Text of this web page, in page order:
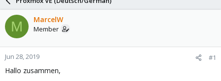
a
d
s
t
a
r
t
e
r
d
a
e
M MarcelW
Member
Jun 28, 2019 #1
Hallo zusammen,